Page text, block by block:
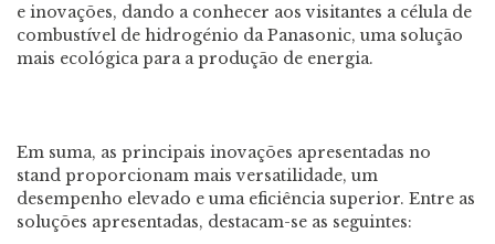
e inovações, dando a conhecer aos visitantes a célula de
combustível de hidrogénio da Panasonic, uma solução
mais ecológica para a produção de energia.
Em suma, as principais inovações apresentadas no
stand proporcionam mais versatilidade, um
desempenho elevado e uma eficiência superior. Entre as
soluções apresentadas, destacam-se as seguintes: